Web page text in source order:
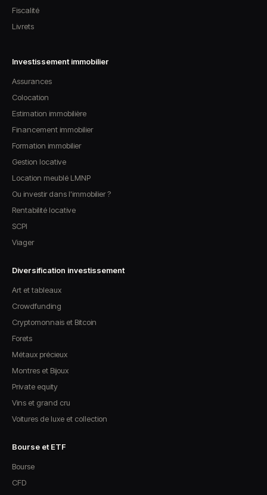
Fiscalité
Livrets
Investissement immobilier
Assurances
Colocation
Estimation immobilière
Financement immobilier
Formation immobilier
Gestion locative
Location meublé LMNP
Ou investir dans l'immobilier ?
Rentabilité locative
SCPI
Viager
Diversification investissement
Art et tableaux
Crowdfunding
Cryptomonnais et Bitcoin
Forets
Métaux précieux
Montres et Bijoux
Private equity
Vins et grand cru
Voitures de luxe et collection
Bourse et ETF
Bourse
CFD